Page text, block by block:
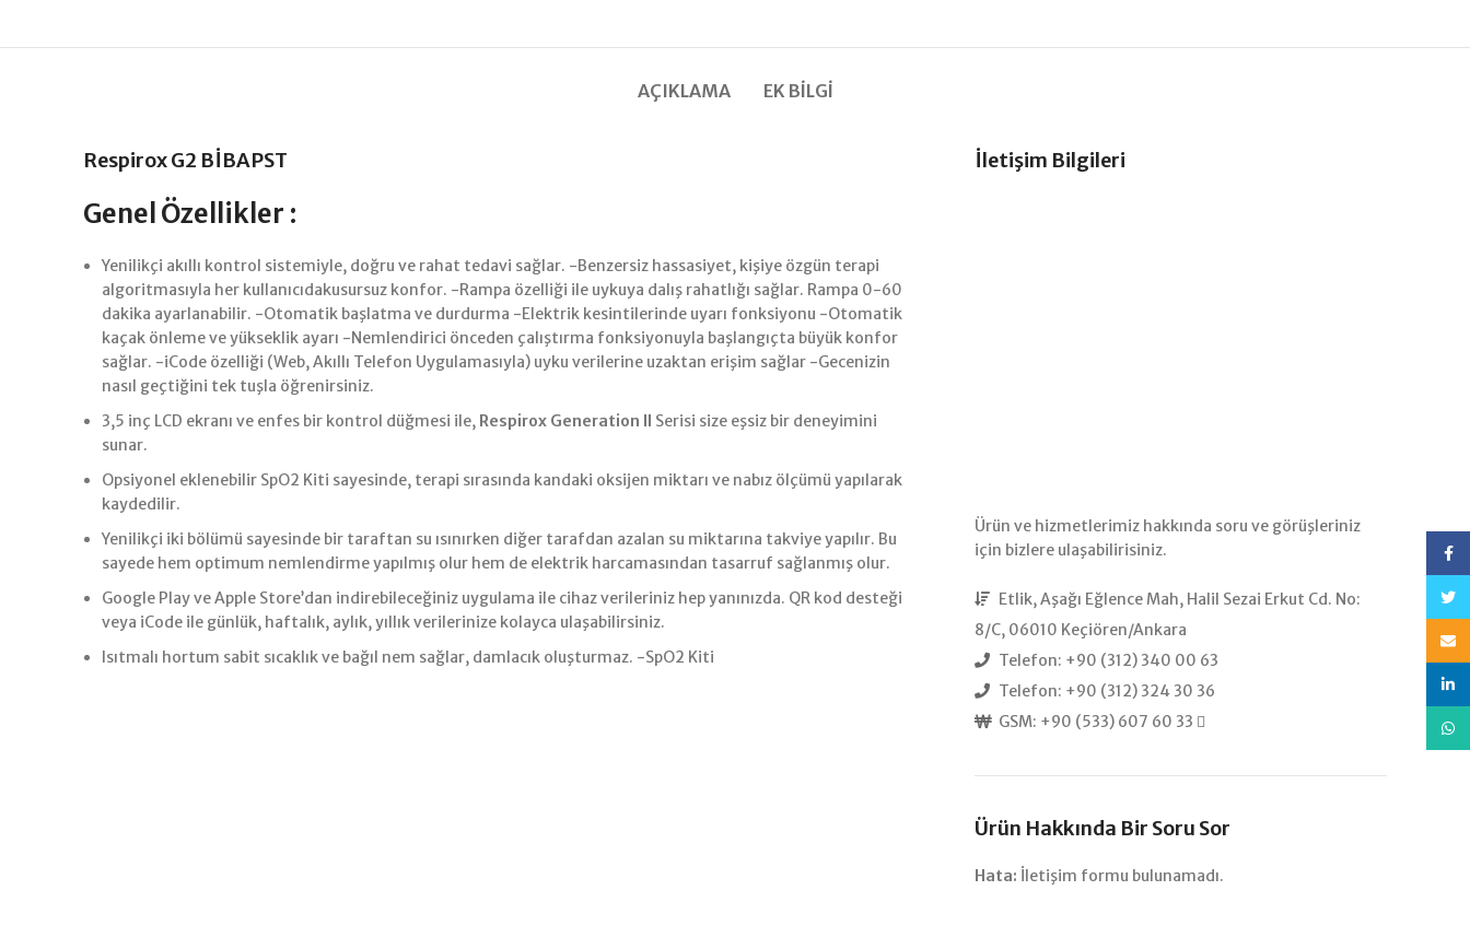
AÇIKLAMA EK BILGI
Respirox G2 BİBAPST
Genel Özellikler :
Yenilikçi akıllı kontrol sistemiyle, doğru ve rahat tedavi sağlar. -Benzersiz hassasiyet, kişiye özgün terapi
algoritmasıyla her kullanıcıdakusursuz konfor. -Rampa özelliği ile uykuya dalış rahatlığı sağlar. Rampa 0-60
dakika ayarlanabilir. -Otomatik başlatma ve durdurma -Elektrik kesintilerinde uyarı fonksiyonu -Otomatik
kaçak önleme ve yükseklik ayarı -Nemlendirici önceden çalıştırma fonksiyonuyla başlangıçta büyük konfor
sağlar. -iCode özelliği (Web, Akıllı Telefon Uygulamasıyla) uyku verilerine uzaktan erişim sağlar -Gecenizin
nasıl geçtiğini tek tuşla öğrenirsiniz.
3,5 inç LCD ekranı ve enfes bir kontrol düğmesi ile, Respirox Generation II
Serisi size eşsiz bir deneyimini
sunar.
Opsiyonel eklenebilir SpO2 Kiti sayesinde, terapi sırasında kandaki oksijen miktarı ve nabız ölçümü yapılarak
kaydedilir.
Yenilikçi iki bölümü sayesinde bir taraftan su ısınırken diğer tarafdan azalan su miktarına takviye yapılır. Bu
sayede hem optimum nemlendirme yapılmış olur hem de elektrik harcamasından tasarruf sağlanmış olur.
Google Play ve Apple Store’dan indirebileceğiniz uygulama ile cihaz verileriniz hep yanınızda. QR kod desteği
veya iCode ile günlük, haftalık, aylık, yıllık verilerinize kolayca ulaşabilirsiniz.
Isıtmalı hortum sabit sıcaklık ve bağıl nem sağlar, damlacık oluşturmaz. -SpO2 Kiti
İletişim Bilgileri
Ürün ve hizmetlerimiz hakkında soru ve görüşleriniz
için bizlere ulaşabilirisiniz.
Etlik, Aşağı Eğlence Mah, Halil Sezai Erkut Cd. No:
8/C, 06010 Keçiören/Ankara
Telefon: +90 (312) 340 00 63
Telefon: +90 (312) 324 30 36
GSM: +90 (533) 607 60 33
Ürün Hakkında Bir Soru Sor
Hata: İletişim formu bulunamadı.
E-